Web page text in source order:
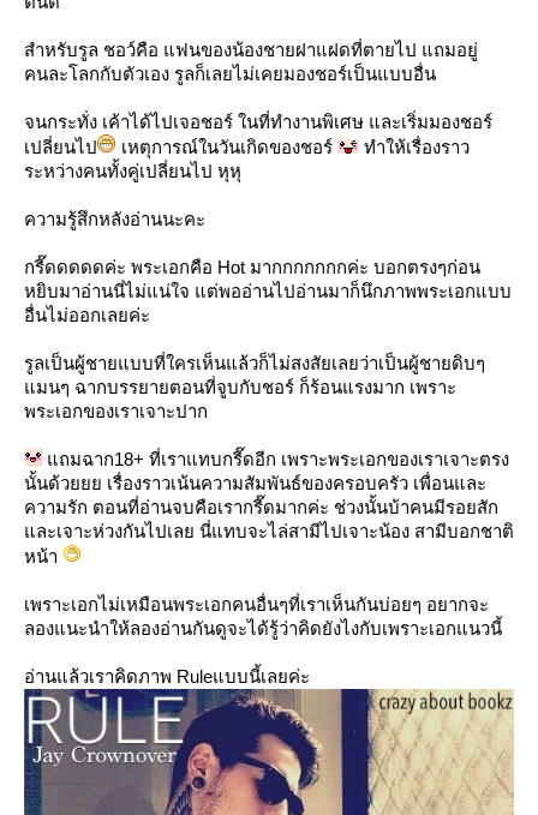
สำหรับรูล ชอว์คือ แฟนของน้องชายฝาแฝดที่ตายไป แถมอยู่
คนละโลกกับตัวเอง รูลก็เลยไม่เคยมองชอร์เป็นแบบอื่น
จนกระทั่ง เค้าได้ไปเจอชอร์ ในที่ทำงานพิเศษ และเริ่มมองชอร์
เปลี่ยนไป
เหตุการณ์ในวันเกิดของชอร์
ทำให้เรื่องราว
ระหว่างคนทั้งคู่เปลี่ยนไป หุหุ
ความรู้สึกหลังอ่านนะคะ
กรี๊ดดดดดค่ะ พระเอกคือ Hot มากกกกกกกค่ะ บอกตรงๆก่อน
หยิบมาอ่านนี่ไม่แน่ใจ แต่พออ่านไปอ่านมาก็นึกภาพพระเอกแบบ
อื่นไม่ออกเลยค่ะ
รูลเป็นผู้ชายแบบที่ใครเห็นแล้วก็ไม่สงสัยเลยว่าเป็นผู้ชายดิบๆ
มนๆ ฉากบรรยายตอนที่จูบกับชอร์ ก็ร้อนแรงมาก เพราะ
พระเอกของเราเจาะปาก
ถมฉาก18+ ที่เราแทบกรี๊ดอีก เพราะพระเอกของเราเจาะตรง
นั้นด้วยยย เรื่องราวเน้นความสัมพันธ์ของครอบครัว เพื่อนและ
ความรัก ตอนที่อ่านจบคือเรากรี๊ดมากค่ะ ช่วงนั้นบ้าคนมีรอยสัก
ละเจาะห่วงกันไปเลย นี่แทบจะไล่สามีไปเจาะน้อง สามีบอกชาติ
หน้า
เพราะเอกไม่เหมือนพระเอกคนอื่นๆที่เราเห็นกันบ่อยๆ อยากจะ
ลองแนะนำให้ลองอ่านกันดูจะได้รู้ว่าคิดยังไงกับเพราะเอกแนวนี้
อ่านแล้วเราคิดภาพ Ruleแบบนี้เลยค่ะ